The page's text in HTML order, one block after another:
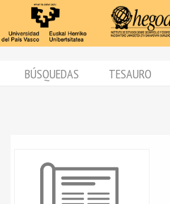
BÚSQUEDAS TESAURO